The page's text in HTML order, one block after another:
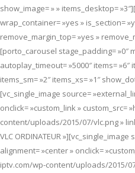
show_image= » » items_desktop=
wrap_container= »yes » is_section=
remove_margin_top= »yes »
[porto_carousel stage_padding= »0″
autoplay_timeout= »5000″ items= »6″
items_sm= »2″ items_xs= »1″
[vc_single_image source=
onclick= »custom_link » custom_src=
content/uploads/2015/07/vlc.png »
VLC ORDINATEUR
alignment= »center » onclick=
iptv.com/wp-content/uploads/2015/